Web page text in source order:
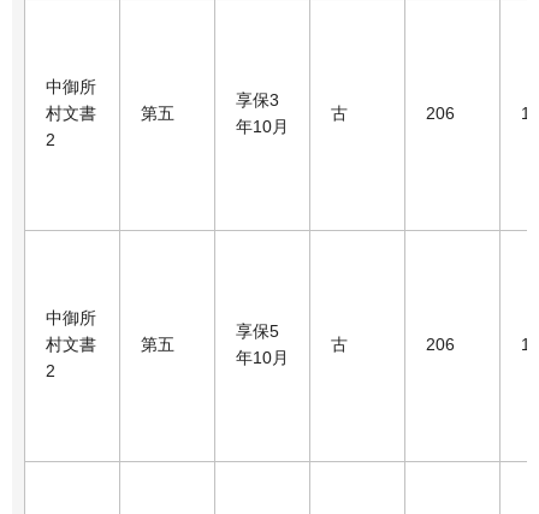
中御所
村文書
2
第五
享保3
年10月
古 206 1
中御所
村文書
2
第五
享保5
年10月
古 206 1